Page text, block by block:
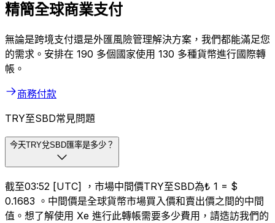
精簡全球商業支付
無論是跨境支付還是外匯風險管理解決方案，我們都能滿足您
的需求。安排在 190 多個國家使用 130 多種貨幣進行國際轉
帳。
商務付款
TRY至SBD常見問題
今天TRY兌SBD匯率是多少？
截至03:52 [UTC] ，市場中間價TRY至SBD為₺ 1 = $
0.1683 。中間價是全球貨幣市場買入價和賣出價之間的中間
值。想了解使用 Xe 進行此轉帳需要多少費用，請造訪我們的